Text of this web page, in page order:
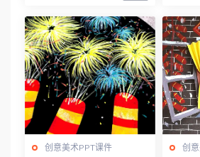
创意美术PPT课件 创